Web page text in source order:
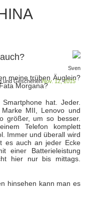
Sven
Nov. 12, 2015
und Geschehen
meine trüben Äuglein?
Morgana?
hat. Jeder.
MII, Lenovo und
größer, um so besser.
Telefon komplett
Immer und überall wird
es auch an jeder Ecke
einer Batterieleistung
hier nur bis mittags.
hinsehen kann man es